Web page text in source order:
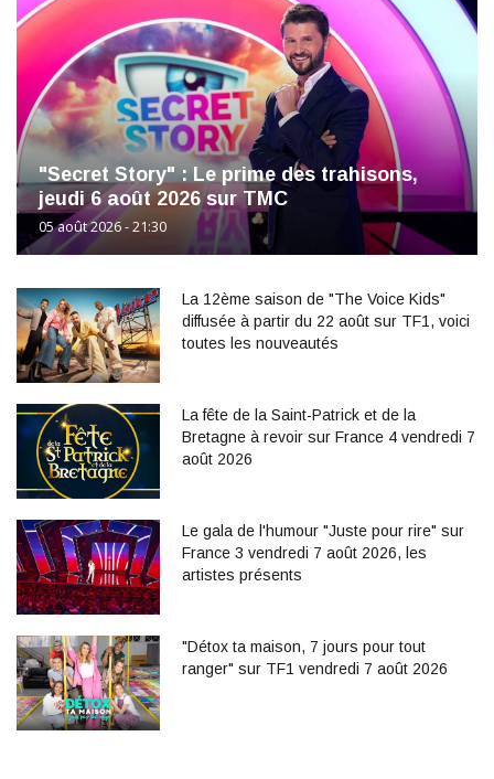
"Secret Story" : Le prime des trahisons,
jeudi 6 août 2026 sur TMC
05 août 2026 - 21:30
La 12ème saison de "The Voice Kids"
diffusée à partir du 22 août sur TF1, voici
toutes les nouveautés
La fête de la Saint-Patrick et de la
Bretagne à revoir sur France 4 vendredi 7
août 2026
Le gala de l'humour "Juste pour rire" sur
France 3 vendredi 7 août 2026, les
artistes présents
"Détox ta maison, 7 jours pour tout
ranger" sur TF1 vendredi 7 août 2026